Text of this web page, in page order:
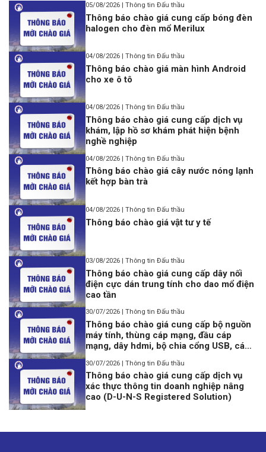
05/08/2026 | Thông tin Đấu thầu
Thông báo chào giá cung cấp bóng đèn
halogen cho đèn mổ Merilux
04/08/2026 | Thông tin Đấu thầu
Thông báo chào giá màn hình Android
cho xe ô tô
04/08/2026 | Thông tin Đấu thầu
Thông báo chào giá cung cấp dịch vụ
khám, lập hồ sơ khám phát hiện bệnh
nghề nghiệp
04/08/2026 | Thông tin Đấu thầu
Thông báo chào giá cây nước nóng lạnh
kết hợp bàn trà
04/08/2026 | Thông tin Đấu thầu
Thông báo chào giá vật tư y tế
03/08/2026 | Thông tin Đấu thầu
Thông báo chào giá cung cấp dây nối
điện cực dán trung tính cho dao mổ điện
cao tần
30/07/2026 | Thông tin Đấu thầu
Thông báo chào giá cung cấp bộ nguồn
máy tính, thùng cáp mạng, đầu cáp
mạng, dây hdmi, bộ chia cổng USB, cáp
30/07/2026 | Thông tin Đấu thầu
Thông báo chào giá cung cấp dịch vụ
xác thực thông tin doanh nghiệp nâng
cao (D-U-N-S Registered Solution)